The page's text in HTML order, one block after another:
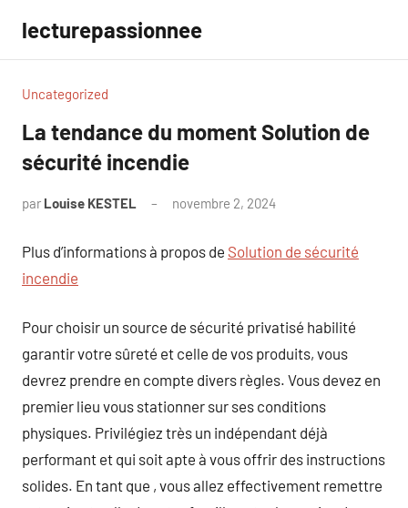
contenu
lecturepassionnee
Uncategorized
La tendance du moment Solution de
sécurité incendie
par Louise KESTEL novembre 2, 2024
Plus d’informations à propos de Solution de sécurité
incendie
Pour choisir un source de sécurité privatisé habilité
garantir votre sûreté et celle de vos produits, vous
devrez prendre en compte divers règles. Vous devez en
premier lieu vous stationner sur ses conditions
physiques. Privilégiez très un indépendant déjà
performant et qui soit apte à vous offrir des instructions
solides. En tant que , vous allez effectivement remettre